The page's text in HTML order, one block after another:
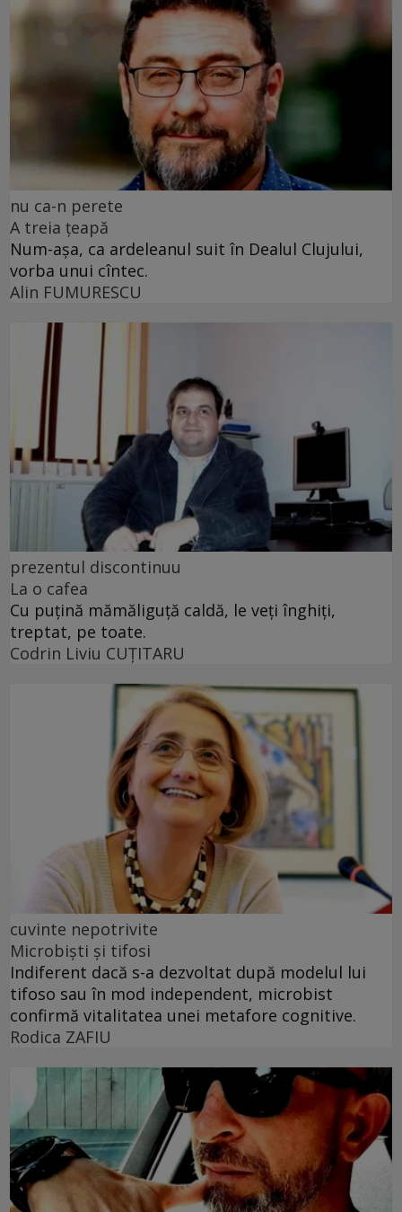
nu ca-n perete
A treia țeapă
Num-așa, ca ardeleanul suit în Dealul Clujului,
vorba unui cîntec.
Alin FUMURESCU
prezentul discontinuu
La o cafea
Cu puţină mămăliguţă caldă, le veţi înghiţi,
treptat, pe toate.
Codrin Liviu CUŢITARU
cuvinte nepotrivite
Microbiști și tifosi
Indiferent dacă s-a dezvoltat după modelul lui
tifoso sau în mod independent, microbist
confirmă vitalitatea unei metafore cognitive.
Rodica ZAFIU